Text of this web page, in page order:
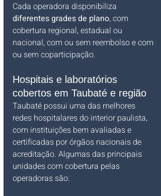
Cada operadora disponibiliza
diferentes grades de plano, com
cobertura regional, estadual ou
nacional, com ou sem reembolso e com
ou sem coparticipação.
Hospitais e laboratórios
cobertos em Taubaté e região
Taubaté possui uma das melhores
redes hospitalares do interior paulista,
com instituições bem avaliadas e
certificadas por órgãos nacionais de
acreditação. Algumas das principais
unidades com cobertura pelas
operadoras são: